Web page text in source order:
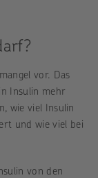
vor. Das
Insulin mehr
wie viel Insulin
und wie viel bei
von den